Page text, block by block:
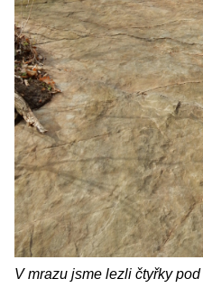
V mrazu jsme lezli čtyřky pod